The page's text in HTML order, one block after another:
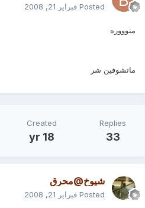
Posted فبراير 21, 2008
منوووره
ماتشوفين شر
Replies
33
Created
18 yr
شيوخ@محرق
Posted فبراير 21, 2008